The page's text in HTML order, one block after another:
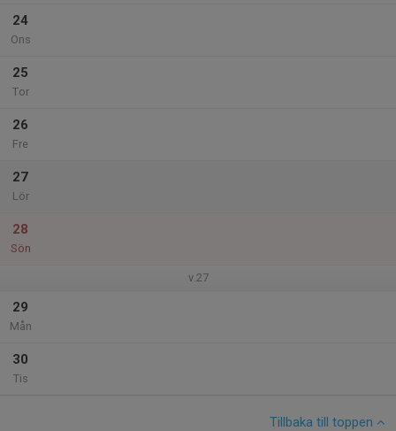
24
Ons
25
Tor
26
Fre
27
Lör
28
Sön
v.27
29
Mån
30
Tis
Tillbaka till toppen